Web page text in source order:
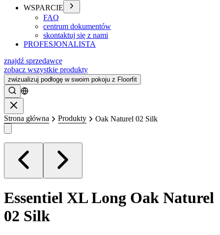
WSPARCIE
FAQ
centrum dokumentów
skontaktuj się z nami
PROFESJONALISTA
znajdź sprzedawcę
zobacz wszystkie produkty
zwizualizuj podłogę w swoim pokoju z Floorfit
Szukać
Strona główna Produkty Oak Naturel 02 Silk
Essentiel XL Long Oak Naturel
02 Silk